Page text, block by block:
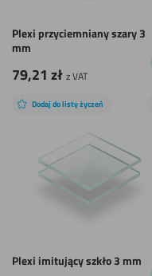
Plexi przyciemniany szary 3
mm
79,21 zł z VAT
Dodaj do listy życzeń
Plexi imitujący szkło 3 mm